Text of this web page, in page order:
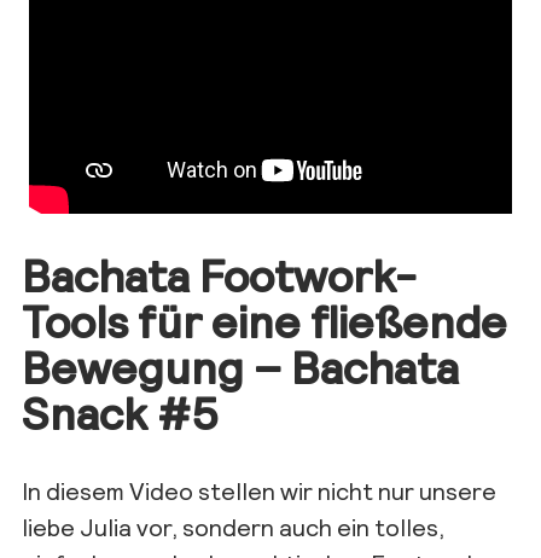
Bachata Footwork-
Tools für eine fließende
Bewegung – Bachata
Snack #5
In diesem Video stellen wir nicht nur unsere
liebe Julia vor, sondern auch ein tolles,